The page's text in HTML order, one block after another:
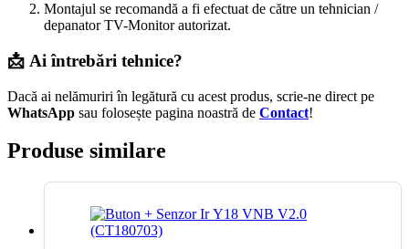
Montajul se recomandă a fi efectuat de către un tehnician /
depanator TV-Monitor autorizat.
📩 Ai întrebări tehnice?
Dacă ai nelămuriri în legătură cu acest produs, scrie-ne direct pe
WhatsApp sau folosește pagina noastră de Contact!
Produse similare